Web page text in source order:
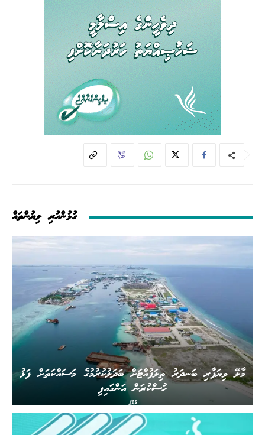
ގުޅުންހުރި ލިޔުންތައް
ރާއްޖެ
މާލޭ ވިޔަފާރި ބަނދަރު ތިލަފުއްޓަށް ބަދަލުކުރުމުގެ މަސައްކަތަށް ފަޅު
ހުސްކުރަން އަންގައިފި